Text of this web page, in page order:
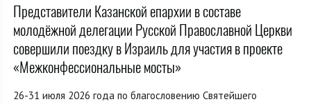
Представители Казанской епархии в составе
молодёжной делегации Русской Православной Церкви
совершили поездку в Израиль для участия в проекте
«Межконфессиональные мосты»
26-31 июля 2026 года по благословению Святейшего